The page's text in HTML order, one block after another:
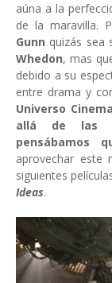
aúna a la
de la maravilla.
Gunn quizás sea
Whedon, mas
debido a su
entre drama y
Universo
allá de las
pensábamos
aprovechar este
siguientes
Ideas.